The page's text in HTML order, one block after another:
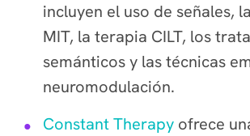
incluyen el uso de señales,
MIT, la terapia CILT, los
semánticos y las técnicas
neuromodulación.
Constant Therapy ofrece